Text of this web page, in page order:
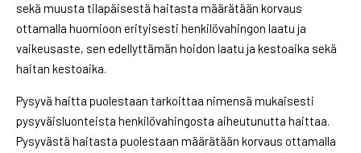
sekä muusta tilapäisestä haitasta määrätään korvaus
ottamalla huomioon erityisesti henkilövahingon laatu ja
vaikeusaste, sen edellyttämän hoidon laatu ja kestoaika sekä
haitan kestoaika.
Pysyvä haitta puolestaan tarkoittaa nimensä mukaisesti
pysyväisluonteista henkilövahingosta aiheutunutta haittaa.
Pysyvästä haitasta puolestaan määrätään korvaus ottamalla